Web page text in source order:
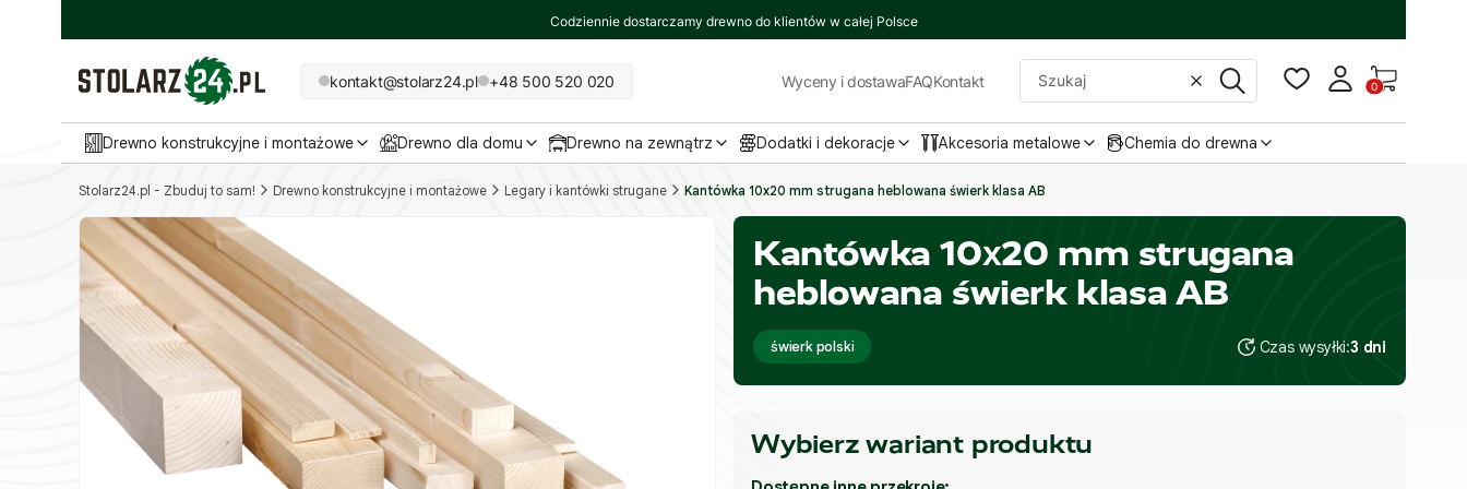
Codziennie dostarczamy drewno do klientów w całej Polsce
kontakt@stolarz24.pl +48 500 520 020 Wyceny i dostawaFAQKontakt WyczyśćSzukaj
Produkty
Drewno konstrukcyjne i montażowe Drewno dla domu Drewno na zewnątrz Dodatki i dekoracje Akcesoria metalowe Chemia do drewna
Stolarz24.pl - Zbuduj to sam! Drewno konstrukcyjne i montażowe Legary i kantówki strugane Kantówka 10x20 mm strugana heblowana świerk klasa AB
Kantówka 10x20 mm strugana
heblowana świerk klasa AB
świerk polski Czas wysyłki:3 dni
Wybierz wariant produktu